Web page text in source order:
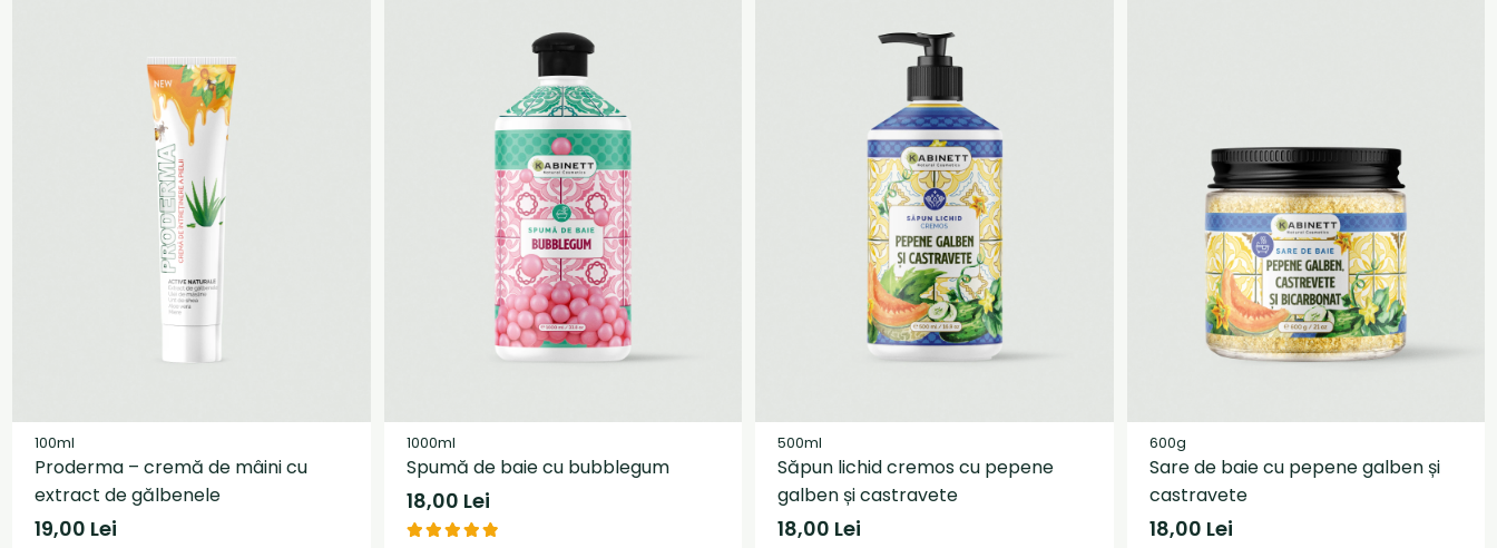
100ml
Proderma – cremă de mâini cu
extract de gălbenele
19,00 Lei
1000ml
Spumă de baie cu bubblegum
18,00 Lei
500ml
Săpun lichid cremos cu pepene
galben și castravete
18,00 Lei
600g
Sare de baie cu pepene galben și
castravete
18,00 Lei